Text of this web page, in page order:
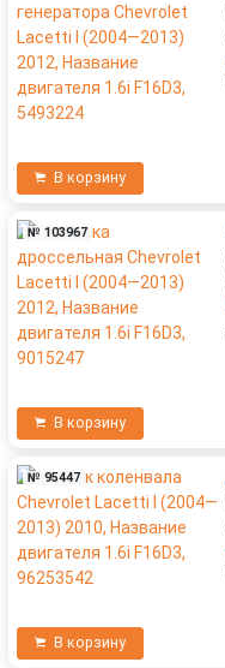
В корзину
№ 103967
В корзину
№ 95447
В корзину